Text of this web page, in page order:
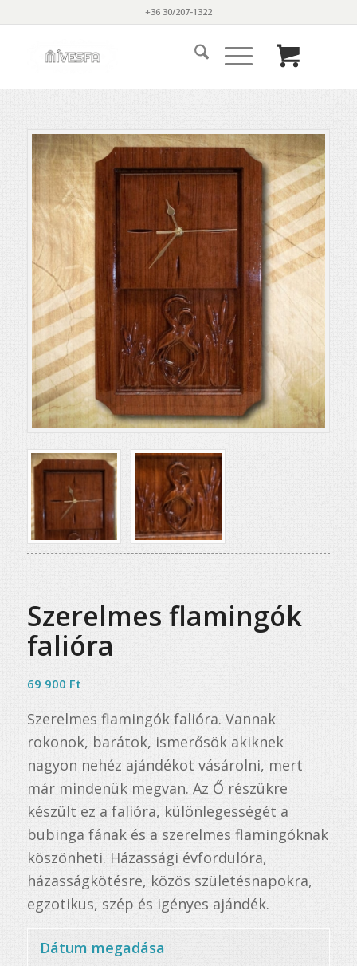
+36 30/207-1322
Szerelmes flamingók
falióra
69 900 Ft
Szerelmes flamingók falióra. Vannak
rokonok, barátok, ismerősök akiknek
nagyon nehéz ajándékot vásárolni, mert
már mindenük megvan. Az Ő részükre
készült ez a falióra, különlegességét a
bubinga fának és a szerelmes flamingóknak
köszönheti. Házassági évfordulóra,
házasságkötésre, közös születésnapokra,
egzotikus, szép és igényes ajándék.
Dátum megadása